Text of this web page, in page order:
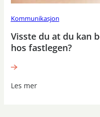
Kommunikasjon
Visste du at du kan
hos fastlegen?
Les mer